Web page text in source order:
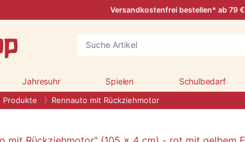
Versandkostenfrei bestellen* ab 79 €
Jahresuhr Spielen Schulbedarf
Produkte Rennauto mit Rückziehmotor